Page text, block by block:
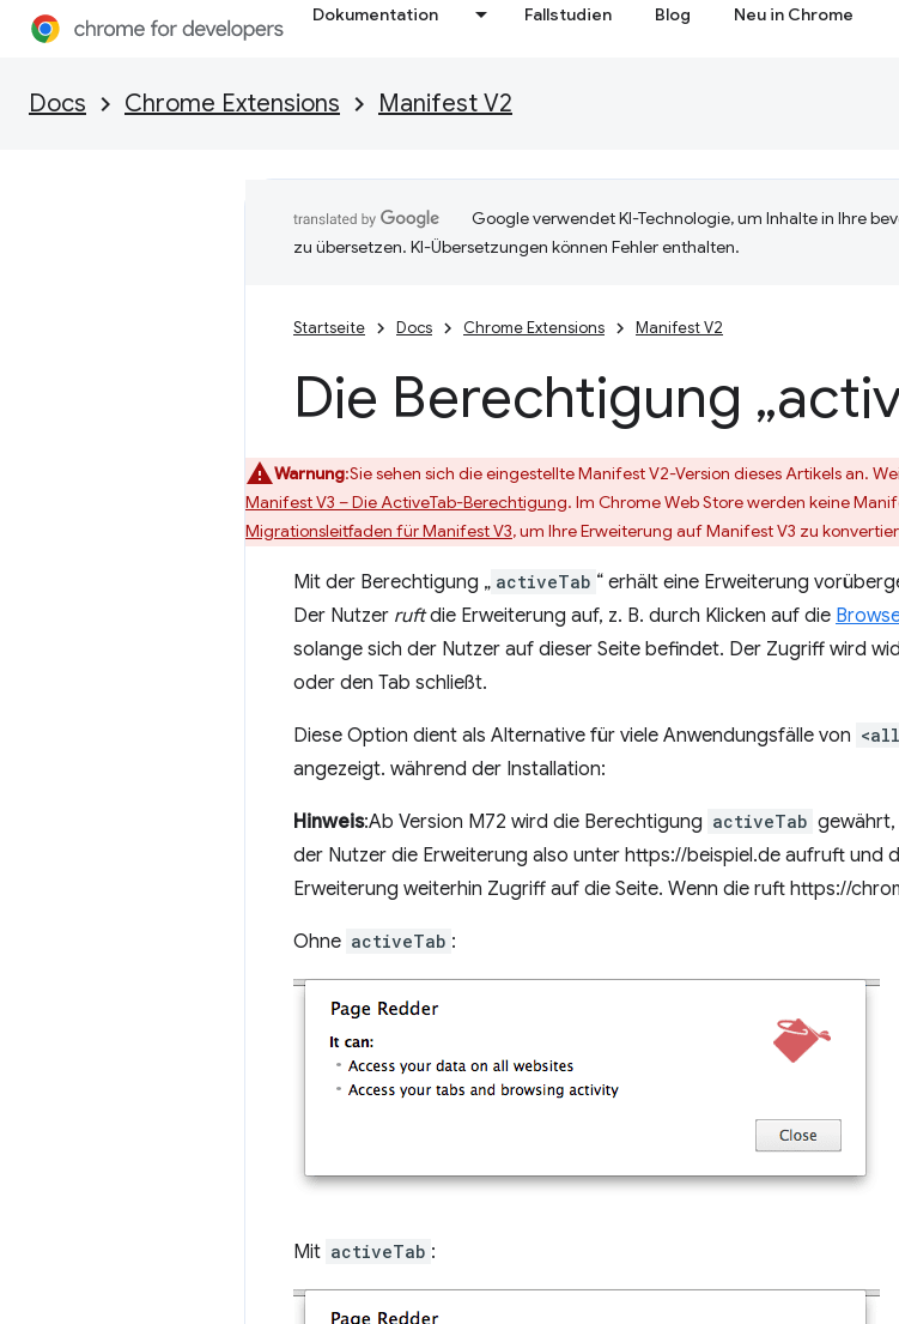
Dokumentation Fallstudien Blog Neu in Chrome
Docs Chrome Extensions Manifest V2
Google verwendet KI-Technologie, um Inhalte in Ihre
zu übersetzen. KI-Übersetzungen können Fehler enthalten.
Startseite Docs Chrome Extensions Manifest V2
Die Berechtigung
Warnung:Sie sehen sich die eingestellte Manifest V2-Version dieses Artikels an.
Manifest V3 – Die ActiveTab-Berechtigung. Im Chrome Web Store werden keine
Migrationsleitfaden für Manifest V3, um Ihre Erweiterung auf Manifest V3 zu
Mit der Berechtigung „ activeTab “ erhält eine Erweiterung
Der Nutzer ruftdie Erweiterung auf, z. B. durch Klicken auf die
solange sich der Nutzer auf dieser Seite befindet. Der Zugriff wird
oder den Tab schließt.
Diese Option dient als Alternative für viele Anwendungsfälle von
angezeigt. während der Installation:
Hinweis:Ab Version M72 wird die Berechtigung activeTab gewährt,
der Nutzer die Erweiterung also unter https://beispiel.de aufruft
Erweiterung weiterhin Zugriff auf die Seite. Wenn die ruft https://
Ohne activeTab :
Mit activeTab :